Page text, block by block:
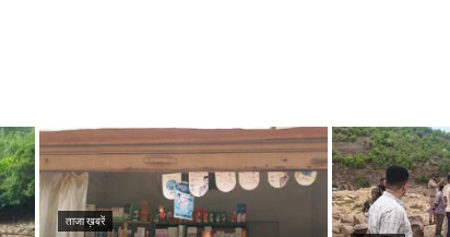
ताजा ख़बरें